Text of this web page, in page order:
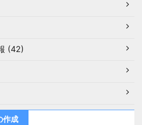
(42)
作成